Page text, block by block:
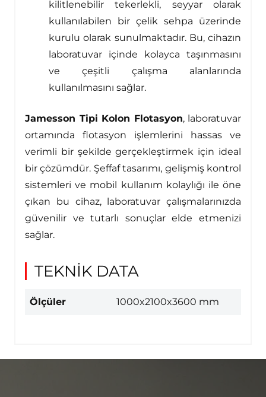
kilitlenebilir tekerlekli, seyyar olarak
kullanılabilen bir çelik sehpa üzerinde
kurulu olarak sunulmaktadır. Bu, cihazın
laboratuvar içinde kolayca taşınmasını
ve çeşitli çalışma alanlarında
kullanılmasını sağlar.
Jamesson Tipi Kolon Flotasyon, laboratuvar
ortamında flotasyon işlemlerini hassas ve
verimli bir şekilde gerçekleştirmek için ideal
bir çözümdür. Şeffaf tasarımı, gelişmiş kontrol
sistemleri ve mobil kullanım kolaylığı ile öne
çıkan bu cihaz, laboratuvar çalışmalarınızda
güvenilir ve tutarlı sonuçlar elde etmenizi
sağlar.
TEKNİK DATA
Ölçüler 1000x2100x3600 mm